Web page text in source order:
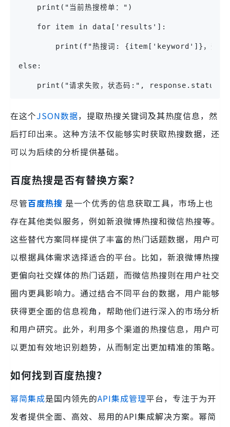
    print("当前热搜榜单：")
    for item in data['results']:
print(f"热搜词: {item['keyword']}，热
else:
print("请求失败，状态码:",
在这个JSON数据，提取热搜关键词及其热度信息，然
后打印出来。这种方法不仅能够实时获取热搜数据，还
可以为后续的分析提供基础。
百度热搜是否有替换方案？
尽管百度热搜 是一个优秀的信息获取工具，市场上也
存在其他类似服务，例如新浪微博热搜和微信热搜等。
这些替代方案同样提供了丰富的热门话题数据，用户可
以根据具体需求选择适合的平台。比如，新浪微博热搜
更偏向社交媒体的热门话题，而微信热搜则在用户社交
圈内更具影响力。通过结合不同平台的数据，用户能够
获得更全面的信息视角，帮助他们进行深入的市场分析
和用户研究。此外，利用多个渠道的热搜信息，用户可
以更加有效地识别趋势，从而制定出更加精准的策略。
如何找到百度热搜？
幂简集成是国内领先的API集成管理平台，专注于为开
发者提供全面、高效、易用的API集成解决方案。幂简